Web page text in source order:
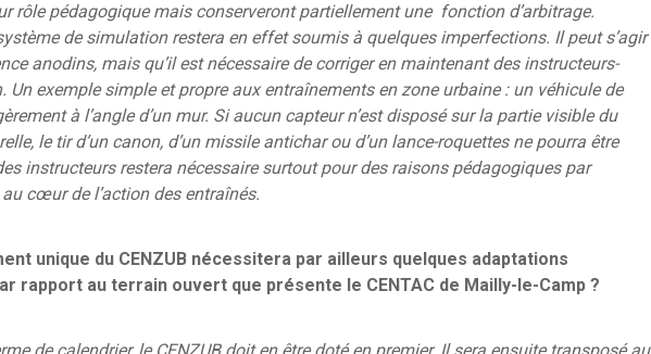
rôle pédagogique mais conserveront partiellement une fonction d’arbitrage.
de simulation restera en effet soumis à quelques imperfections. Il peut s’agir
anodins, mais qu’il est nécessaire de corriger en maintenant des instructeurs-
Un exemple simple et propre aux entraînements en zone urbaine : un véhicule de
à l’angle d’un mur. Si aucun capteur n’est disposé sur la partie visible du
le tir d’un canon, d’un missile antichar ou d’un lance-roquettes ne pourra être
instructeurs restera nécessaire surtout pour des raisons pédagogiques par
cœur de l’action des entraînés.
unique du CENZUB nécessitera par ailleurs quelques adaptations
rapport au terrain ouvert que présente le CENTAC de Mailly-le-Camp ?